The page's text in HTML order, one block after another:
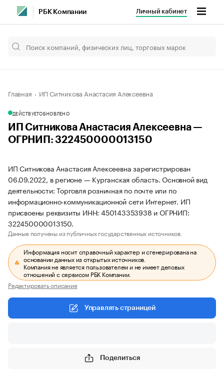
РБК Компании Личный кабинет
Главная ИП Ситникова Анастасия Алексеевна
ДЕЙСТВУЕТОБНОВЛЕНО
ИП Ситникова Анастасия Алексеевна —
ОГРНИП: 322450000013150
ИП Ситникова Анастасия Алексеевна зарегистрирован
06.09.2022, в регионе — Курганская область. Основной вид
деятельности: Торговля розничная по почте или по
информационно-коммуникационной сети Интернет. ИП
присвоены реквизиты ИНН: 450143353938 и ОГРНИП:
322450000013150.
Данные получены из публичных государственных источников.
Информация носит справочный характер и сгенерирована на
основании данных из открытых источников.
Компания не является пользователем и не имеет деловых
отношений с сервисом РБК Компании.
Редактировать описание
Управлять страницей
Поделиться